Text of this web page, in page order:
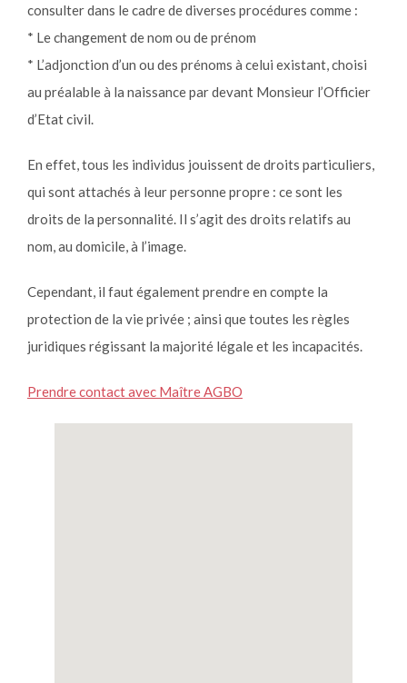
consulter dans le cadre de diverses procédures comme :
* Le changement de nom ou de prénom
* L’adjonction d’un ou des prénoms à celui existant, choisi
au préalable à la naissance par devant Monsieur l’Officier
d’Etat civil.
En effet, tous les individus jouissent de droits particuliers,
qui sont attachés à leur personne propre : ce sont les
droits de la personnalité. Il s’agit des droits relatifs au
nom, au domicile, à l’image.
Cependant, il faut également prendre en compte la
protection de la vie privée ; ainsi que toutes les règles
juridiques régissant la majorité légale et les incapacités.
Prendre contact avec Maître AGBO